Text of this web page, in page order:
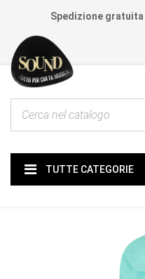
Spedizione gratuita
TUTTE CATEGORIE